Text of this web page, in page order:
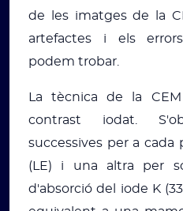
de les imatges de la
artefactes i els
podem trobar.
La tècnica de la
contrast iodat.
successives per a cada
(LE) i una altra per
d'absorció del iode K